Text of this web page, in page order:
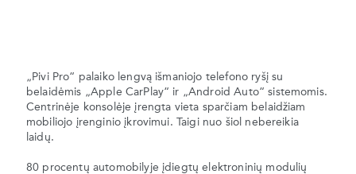
„Pivi Pro“ palaiko lengvą išmaniojo telefono ryšį su
belaidėmis „Apple CarPlay“ ir „Android Auto“ sistemomis.
Centrinėje konsolėje įrengta vieta sparčiam belaidžiam
mobiliojo įrenginio įkrovimui. Taigi nuo šiol nebereikia
laidų.
80 procentų automobilyje įdiegtų elektroninių modulių